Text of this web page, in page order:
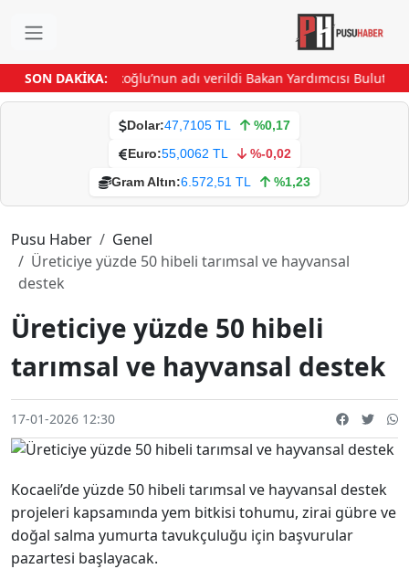
SON DAKİKA:
Efe İbrikoğlu’nun adı verildiBakan Yardımcısı Bulut ve
Dolar:47,7105 TL
%0,17
Euro:55,0062 TL
%-0,02
Gram Altın:6.572,51 TL %1,23
Pusu Haber
Genel
Üreticiye yüzde 50 hibeli tarımsal ve hayvansal
destek
Üreticiye yüzde 50 hibeli
tarımsal ve hayvansal destek
17-01-2026 12:30
Kocaeli’de yüzde 50 hibeli tarımsal ve hayvansal destek
projeleri kapsamında yem bitkisi tohumu, zirai gübre ve
doğal salma yumurta tavukçuluğu için başvurular
pazartesi başlayacak.